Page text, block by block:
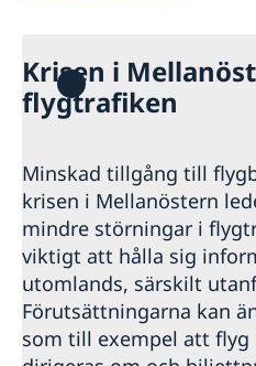
Krisen i
flygtrafiken
Minskad tillgång till
krisen i Mellanöstern
mindre störningar i
viktigt att hålla sig
utomlands, särskilt
Förutsättningarna kan
som till exempel att flyg